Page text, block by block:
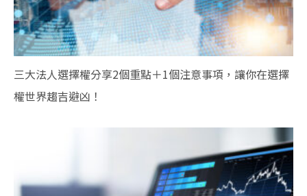
三大法人選擇權分享2個重點＋1個注意事項，讓你在選擇
權世界趨吉避凶！